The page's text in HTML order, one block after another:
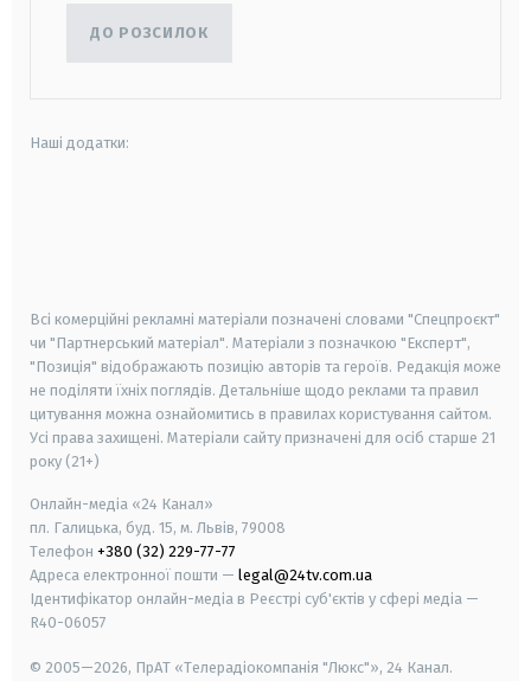
ДО РОЗСИЛОК
Наші додатки:
Всі комерційні рекламні матеріали позначені словами "Спецпроєкт"
чи "Партнерський матеріал". Матеріали з позначкою "Експерт",
"Позиція" відображають позицію авторів та героїв. Редакція може
не поділяти їхніх поглядів. Детальніше щодо реклами та правил
цитування можна ознайомитись в правилах користування сайтом.
Усі права захищені. Матеріали сайту призначені для осіб старше 21
року (21+)
Онлайн-медіа «24 Канал»
пл. Галицька, буд. 15, м. Львів, 79008
Телефон +380 (32) 229-77-77
Адреса електронної пошти — legal@24tv.com.ua
Ідентифікатор онлайн-медіа в Реєстрі суб'єктів у сфері медіа —
R40-06057
© 2005—2026, ПрАТ «Телерадіокомпанія "Люкс"», 24 Канал.